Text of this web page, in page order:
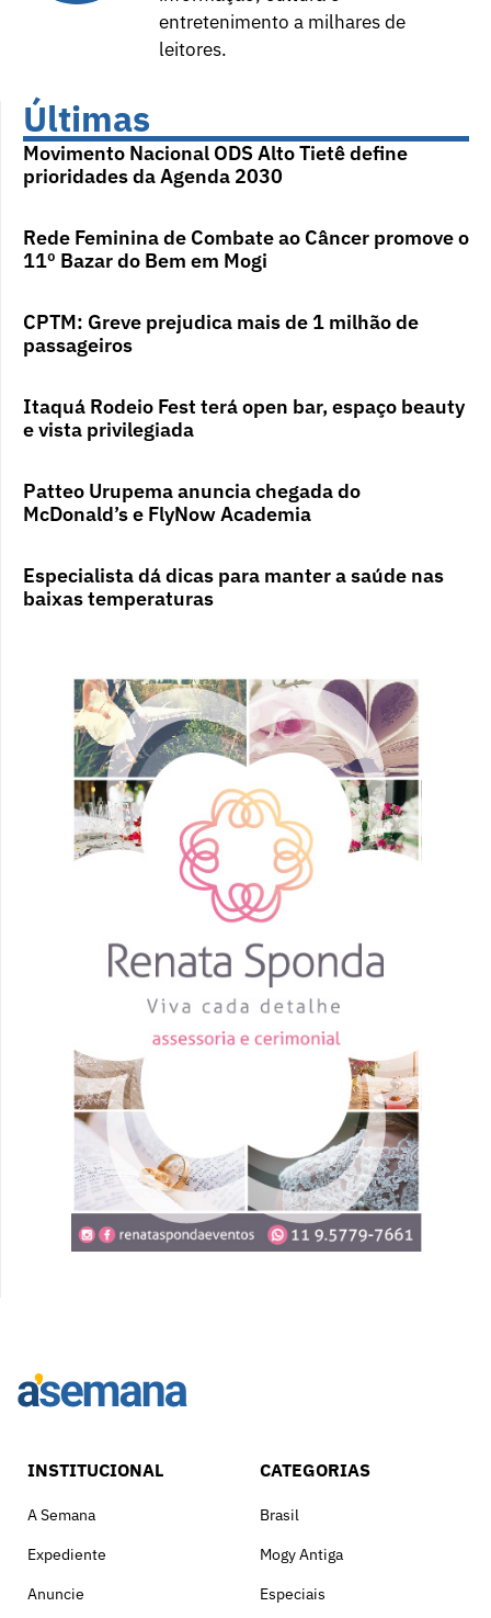
entretenimento a milhares de
leitores.
Últimas
Movimento Nacional ODS Alto Tietê define
prioridades da Agenda 2030
Rede Feminina de Combate ao Câncer promove o
11º Bazar do Bem em Mogi
CPTM: Greve prejudica mais de 1 milhão de
passageiros
Itaquá Rodeio Fest terá open bar, espaço beauty
e vista privilegiada
Patteo Urupema anuncia chegada do
McDonald’s e FlyNow Academia
Especialista dá dicas para manter a saúde nas
baixas temperaturas
INSTITUCIONAL
A Semana
Expediente
Anuncie
CATEGORIAS
Brasil
Mogy Antiga
Especiais